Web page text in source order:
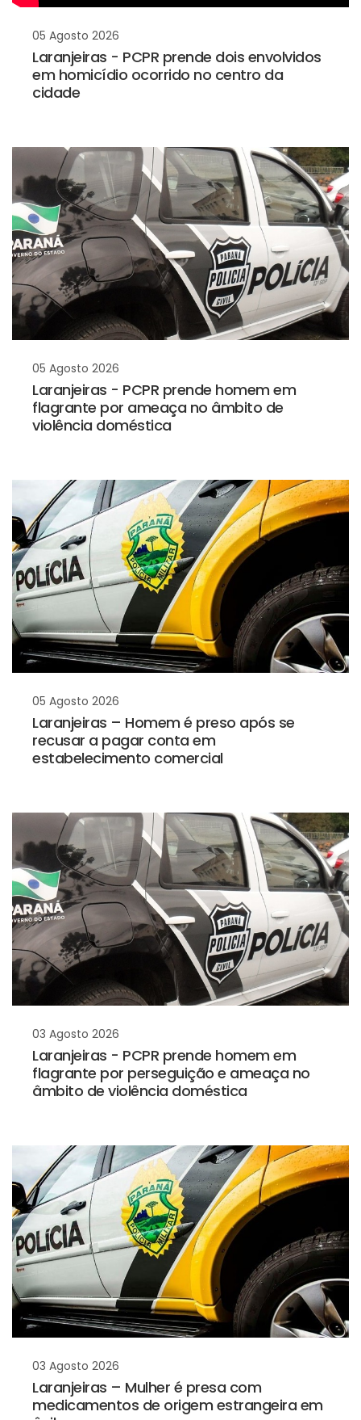
05 Agosto 2026
Laranjeiras - PCPR prende dois envolvidos
em homicídio ocorrido no centro da
cidade
05 Agosto 2026
Laranjeiras - PCPR prende homem em
flagrante por ameaça no âmbito de
violência doméstica
05 Agosto 2026
Laranjeiras – Homem é preso após se
recusar a pagar conta em
estabelecimento comercial
03 Agosto 2026
Laranjeiras - PCPR prende homem em
flagrante por perseguição e ameaça no
âmbito de violência doméstica
03 Agosto 2026
Laranjeiras – Mulher é presa com
medicamentos de origem estrangeira em